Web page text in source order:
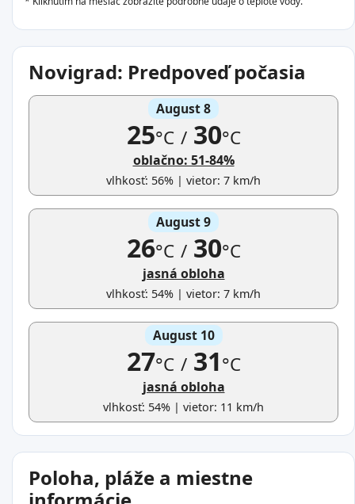
Novigrad: Predpoveď počasia
August 8
25°C /30°C
oblačno: 51-84%
vlhkosť: 56% | vietor: 7 km/h
August 9
26°C /30°C
jasná obloha
vlhkosť: 54% | vietor: 7 km/h
August 10
27°C /31°C
jasná obloha
vlhkosť: 54% | vietor: 11 km/h
Poloha, pláže a miestne